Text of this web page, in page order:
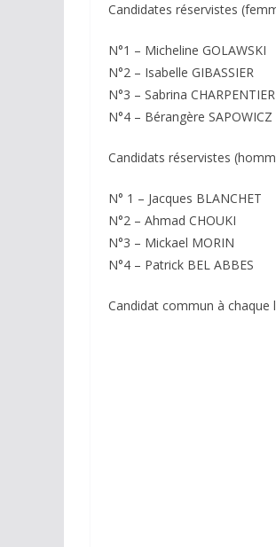
Candidates réservistes
N°1 – Micheline GOLAWSKI
N°2 – Isabelle GIBASSIER
N°3 – Sabrina CHARPENTIER
N°4 – Bérangère SAPOWICZ
Candidats réservistes
N° 1 – Jacques BLANCHET
N°2 – Ahmad CHOUKI
N°3 – Mickael MORIN
N°4 – Patrick BEL ABBES
Candidat commun à chaque